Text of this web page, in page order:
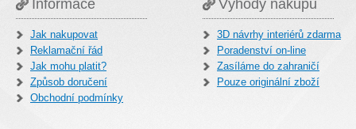
Informace
Jak nakupovat
Reklamační řád
Jak mohu platit?
Způsob doručení
Obchodní podmínky
Výhody nákupu
3D návrhy interiérů zdarma
Poradenství on-line
Zasíláme do zahraničí
Pouze originální zboží